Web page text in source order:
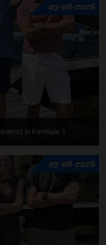
07-08-2026
in Formule 1
03-08-2026